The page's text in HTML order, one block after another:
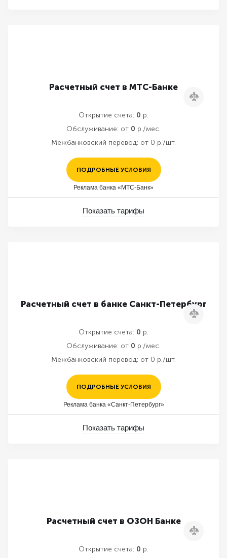
Расчетный счет в МТС-Банке
Сравнить
Открытие счета: 0 р.
Обслуживание: от 0 р./мес.
Межбанковский перевод: от 0 р./шт.
ПОДРОБНЫЕ УСЛОВИЯ
Реклама банка «МТС-Банк»
Показать тарифы
Расчетный счет в банке Санкт-Петербург
Сравнить
Открытие счета: 0 р.
Обслуживание: от 0 р./мес.
Межбанковский перевод: от 0 р./шт.
ПОДРОБНЫЕ УСЛОВИЯ
Реклама банка «Санкт-Петербург»
Показать тарифы
Расчетный счет в ОЗОН Банке
Сравнить
Открытие счета: 0 р.